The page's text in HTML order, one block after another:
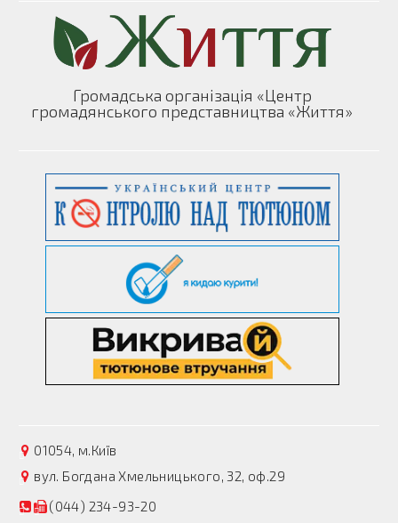
Громадська організація «Центр
громадянського представництва «Життя»
01054, м.Київ
вул. Богдана Хмельницького, 32, оф.29
(044) 234-93-20